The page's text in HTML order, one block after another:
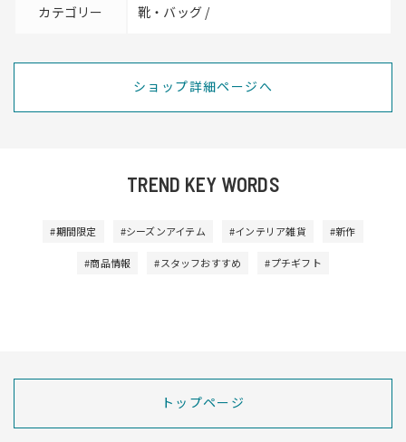
カテゴリー 靴・バッグ /
ショップ詳細ページへ
TREND KEY WORDS
#期間限定 #シーズンアイテム #インテリア雑貨 #新作
#商品情報 #スタッフおすすめ #プチギフト
トップページ